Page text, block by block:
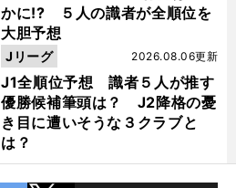
かに!? ５人の識者が全順位を
大胆予想
J1全順位予想 識者５人が推す
優勝候補筆頭は？ J2降格の憂
き目に遭いそうな３クラブと
は？
2026.08.06更新
Jリーグ